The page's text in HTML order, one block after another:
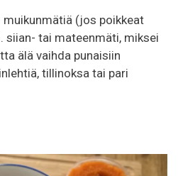
(jos poikkeat
siian- tai mateenmäti, miksei
älä vaihda punaisiin
tillinoksa tai pari